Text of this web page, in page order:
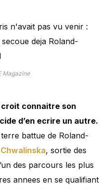
Magazine
croit connaitre son
d’en ecrire un autre.
battue de Roland-
, sortie des
des parcours les plus
annees en se qualifiant